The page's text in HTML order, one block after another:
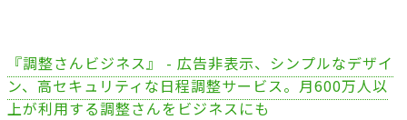
『調整さんビジネス』 - 広告非表示、シンプルなデザイ
ン、高セキュリティな日程調整サービス。月600万人以
上が利用する調整さんをビジネスにも